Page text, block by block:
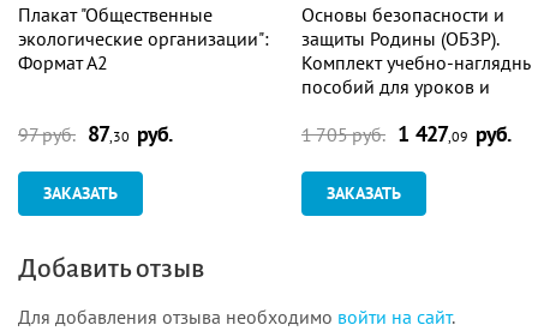
Плакат "Общественные
экологические организации":
Формат А2
97 руб. 87,30 руб.
ЗАКАЗАТЬ
Основы безопасности и
защиты Родины (ОБЗР).
Комплект учебно-
пособий для уроков и
1 705 руб. 1 427,09 руб.
ЗАКАЗАТЬ
Добавить отзыв
Для добавления отзыва необходимо войти на сайт.